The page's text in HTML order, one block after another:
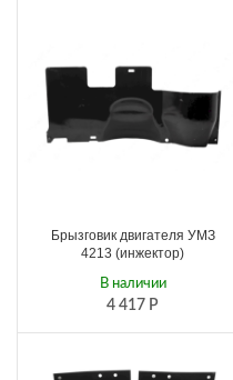
Брызговик двигателя УМЗ
4213 (инжектор)
4 417 Р
В наличии